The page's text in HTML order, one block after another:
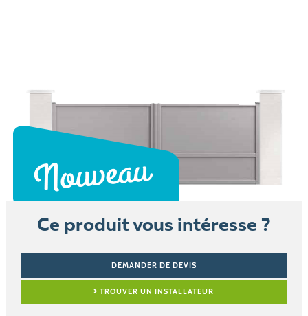
Ce produit vous intéresse ?
DEMANDER DE DEVIS
TROUVER UN INSTALLATEUR